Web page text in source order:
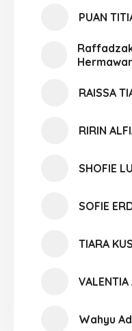
PUAN
RAISSA
RIRIN
SHOFIE
SOFIE
TIARA
VALENTIA
Wahyu